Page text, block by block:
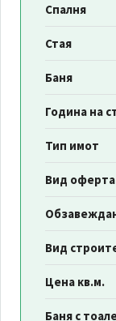
Спалня
Стая
Баня
Година на
Тип имот
Вид оферта
Вид
Цена кв.м.
Баня с